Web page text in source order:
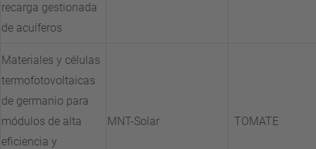
recarga gestionada
de acuíferos
Materiales y células
termofotovoltaicas
de germanio para
módulos de alta
eficiencia y
MNT-Solar TOMATE